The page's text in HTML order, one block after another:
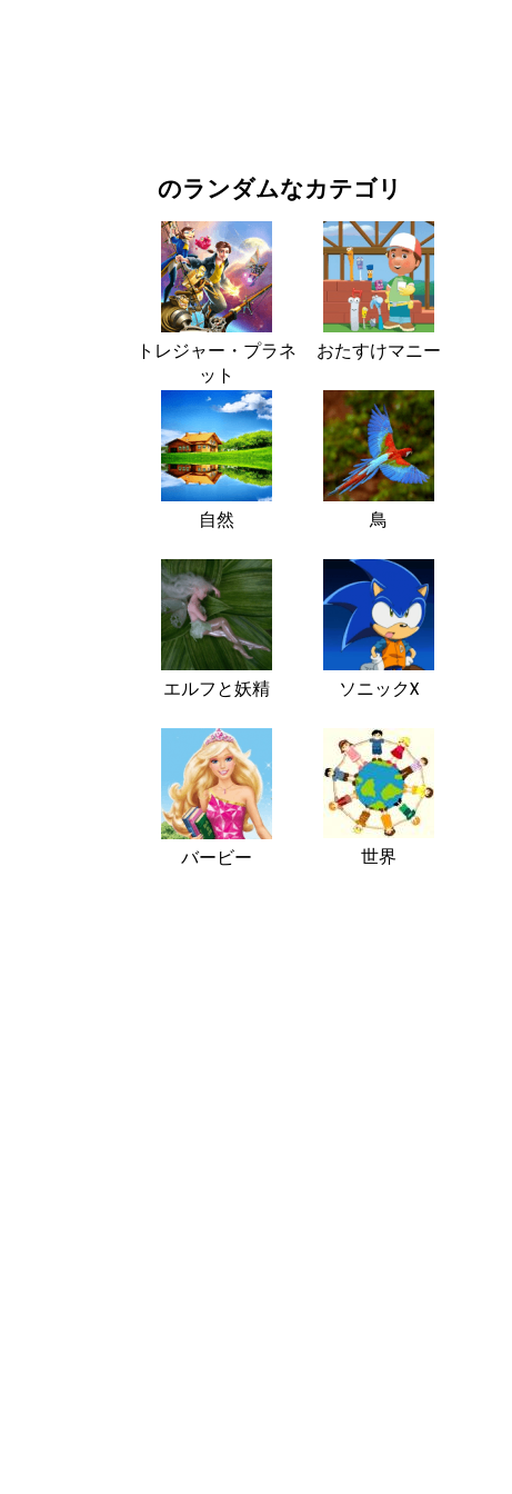
のランダムなカテゴリ
トレジャー・プラネ
ット
おたすけマニー
自然 鳥
エルフと妖精 ソニックX
バービー 世界